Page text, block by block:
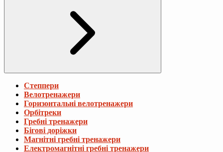
Степпери
Велотренажери
Горизонтальні велотренажери
Орбітреки
Гребні тренажери
Бігові доріжки
Магнітні гребні тренажери
Електромагнітні гребні тренажери